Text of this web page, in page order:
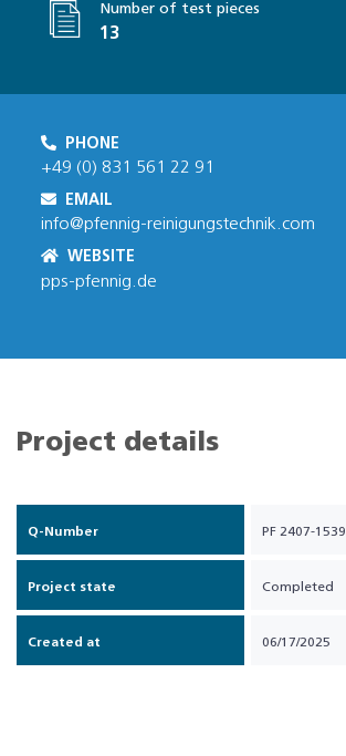
Number of test pieces
13
PHONE
+49 (0) 831 561 22 91
EMAIL
info@pfennig-reinigungstechnik.com
WEBSITE
pps-pfennig.de
Project details
Q-Number PF 2407-1539
Project state Completed
Created at 06/17/2025